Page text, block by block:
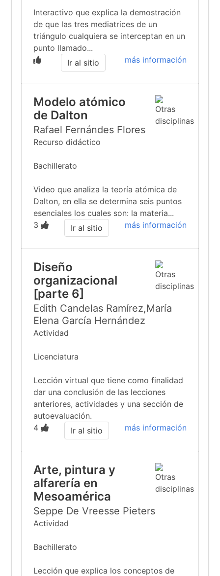
Interactivo que explica la demostración
de que las tres mediatrices de un
triángulo cualquiera se interceptan en un
punto llamado...
más información
Ir al sitio
Modelo atómico
de Dalton
Rafael Fernándes Flores
Recurso didáctico
Bachillerato
Video que analiza la teoría atómica de
Dalton, en ella se determina seis puntos
esenciales los cuales son: la materia...
3
más información
Ir al sitio
Diseño
organizacional
[parte 6]
Edith Candelas Ramírez,María
Elena García Hernández
Actividad
Licenciatura
Lección virtual que tiene como finalidad
dar una conclusión de las lecciones
anteriores, actividades y una sección de
autoevaluación.
4
más información
Ir al sitio
Arte, pintura y
alfarería en
Mesoamérica
Seppe De Vreesse Pieters
Actividad
Bachillerato
Lección que explica los conceptos de